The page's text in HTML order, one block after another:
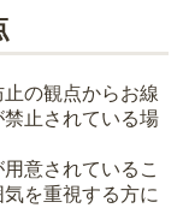
の観点からお線
止されている場
意されているこ
を重視する方に